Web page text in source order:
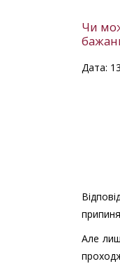
Чи
Дата:
Але